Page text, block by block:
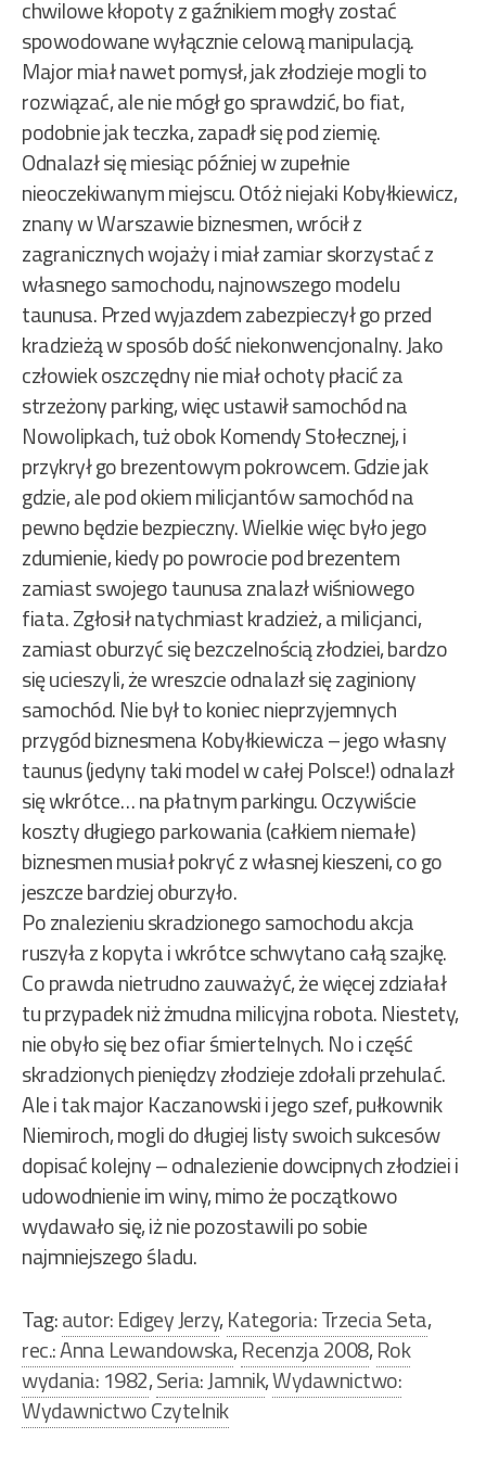
chwilowe kłopoty z gaźnikiem mogły zostać
spowodowane wyłącznie celową manipulacją.
Major miał nawet pomysł, jak złodzieje mogli to
rozwiązać, ale nie mógł go sprawdzić, bo fiat,
podobnie jak teczka, zapadł się pod ziemię.
Odnalazł się miesiąc później w zupełnie
nieoczekiwanym miejscu. Otóż niejaki Kobyłkiewicz,
znany w Warszawie biznesmen, wrócił z
zagranicznych wojaży i miał zamiar skorzystać z
własnego samochodu, najnowszego modelu
taunusa. Przed wyjazdem zabezpieczył go przed
kradzieżą w sposób dość niekonwencjonalny. Jako
człowiek oszczędny nie miał ochoty płacić za
strzeżony parking, więc ustawił samochód na
Nowolipkach, tuż obok Komendy Stołecznej, i
przykrył go brezentowym pokrowcem. Gdzie jak
gdzie, ale pod okiem milicjantów samochód na
pewno będzie bezpieczny. Wielkie więc było jego
zdumienie, kiedy po powrocie pod brezentem
zamiast swojego taunusa znalazł wiśniowego
fiata. Zgłosił natychmiast kradzież, a milicjanci,
zamiast oburzyć się bezczelnością złodziei, bardzo
się ucieszyli, że wreszcie odnalazł się zaginiony
samochód. Nie był to koniec nieprzyjemnych
przygód biznesmena Kobyłkiewicza – jego własny
taunus (jedyny taki model w całej Polsce!) odnalazł
się wkrótce… na płatnym parkingu. Oczywiście
koszty długiego parkowania (całkiem niemałe)
biznesmen musiał pokryć z własnej kieszeni, co go
jeszcze bardziej oburzyło.
Po znalezieniu skradzionego samochodu akcja
ruszyła z kopyta i wkrótce schwytano całą szajkę.
Co prawda nietrudno zauważyć, że więcej zdziałał
tu przypadek niż żmudna milicyjna robota. Niestety,
nie obyło się bez ofiar śmiertelnych. No i część
skradzionych pieniędzy złodzieje zdołali przehulać.
Ale i tak major Kaczanowski i jego szef, pułkownik
Niemiroch, mogli do długiej listy swoich sukcesów
dopisać kolejny – odnalezienie dowcipnych złodziei i
udowodnienie im winy, mimo że początkowo
wydawało się, iż nie pozostawili po sobie
najmniejszego śladu.
Tag:autor: Edigey Jerzy,Kategoria: Trzecia Seta,
rec.: Anna Lewandowska,Recenzja 2008,Rok
wydania: 1982,Seria: Jamnik,Wydawnictwo:
Wydawnictwo Czytelnik